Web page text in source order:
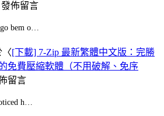
發佈留言
bem o…
〈[下載] 7-Zip 最新繁體中文版：完勝
免費壓縮軟體（不用破解、免序
留言
h…